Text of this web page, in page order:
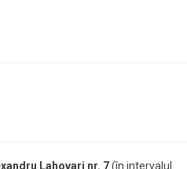
Lahovari nr. 7(în intervalul